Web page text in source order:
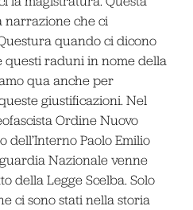
narrazione che ci
quando ci dicono
questi raduni in nome della
qua anche per
giustificazioni. Nel
Ordine Nuovo
dell’Interno Paolo Emilio
Nazionale venne
della Legge Scelba. Solo
ci sono stati nella storia